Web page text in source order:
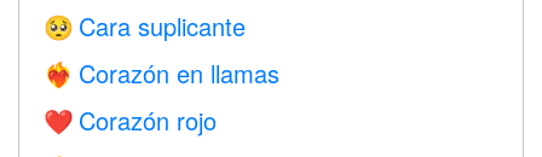
🥺 Cara suplicante
❤️‍🔥 Corazón en llamas
❤️ Corazón rojo